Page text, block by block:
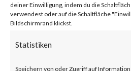
deiner Einwilligung, indem du die
verwendest oder auf die Schaltfläche
Bildschirmrand klickst.
Statistiken
Speichern von oder Zugriff auf
What is the
Camaro Dragon